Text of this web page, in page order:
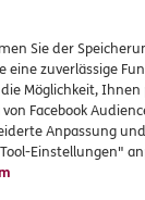
,
geht.
080632,
,
privaten
Sie der
zuverlässige
Möglichkeit,
Facebook
Anpassung
Einstellungen"